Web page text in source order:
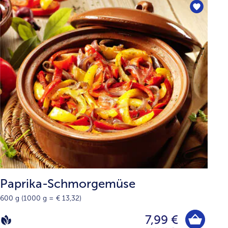
Paprika-Schmorgemüse
600 g (1000 g = € 13,32)
7,99 €